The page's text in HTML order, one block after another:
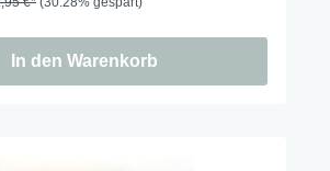
In den Warenkorb